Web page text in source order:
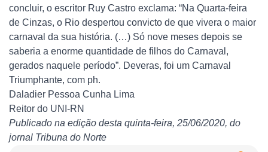
concluir, o escritor Ruy Castro exclama: “Na Quarta-feira
de Cinzas, o Rio despertou convicto de que vivera o maior
carnaval da sua história. (…) Só nove meses depois se
saberia a enorme quantidade de filhos do Carnaval,
gerados naquele período”. Deveras, foi um Carnaval
Triumphante, com ph.
Daladier Pessoa Cunha Lima
Reitor do UNI-RN
Publicado na edição desta quinta-feira, 25/06/2020, do
jornal Tribuna do Norte